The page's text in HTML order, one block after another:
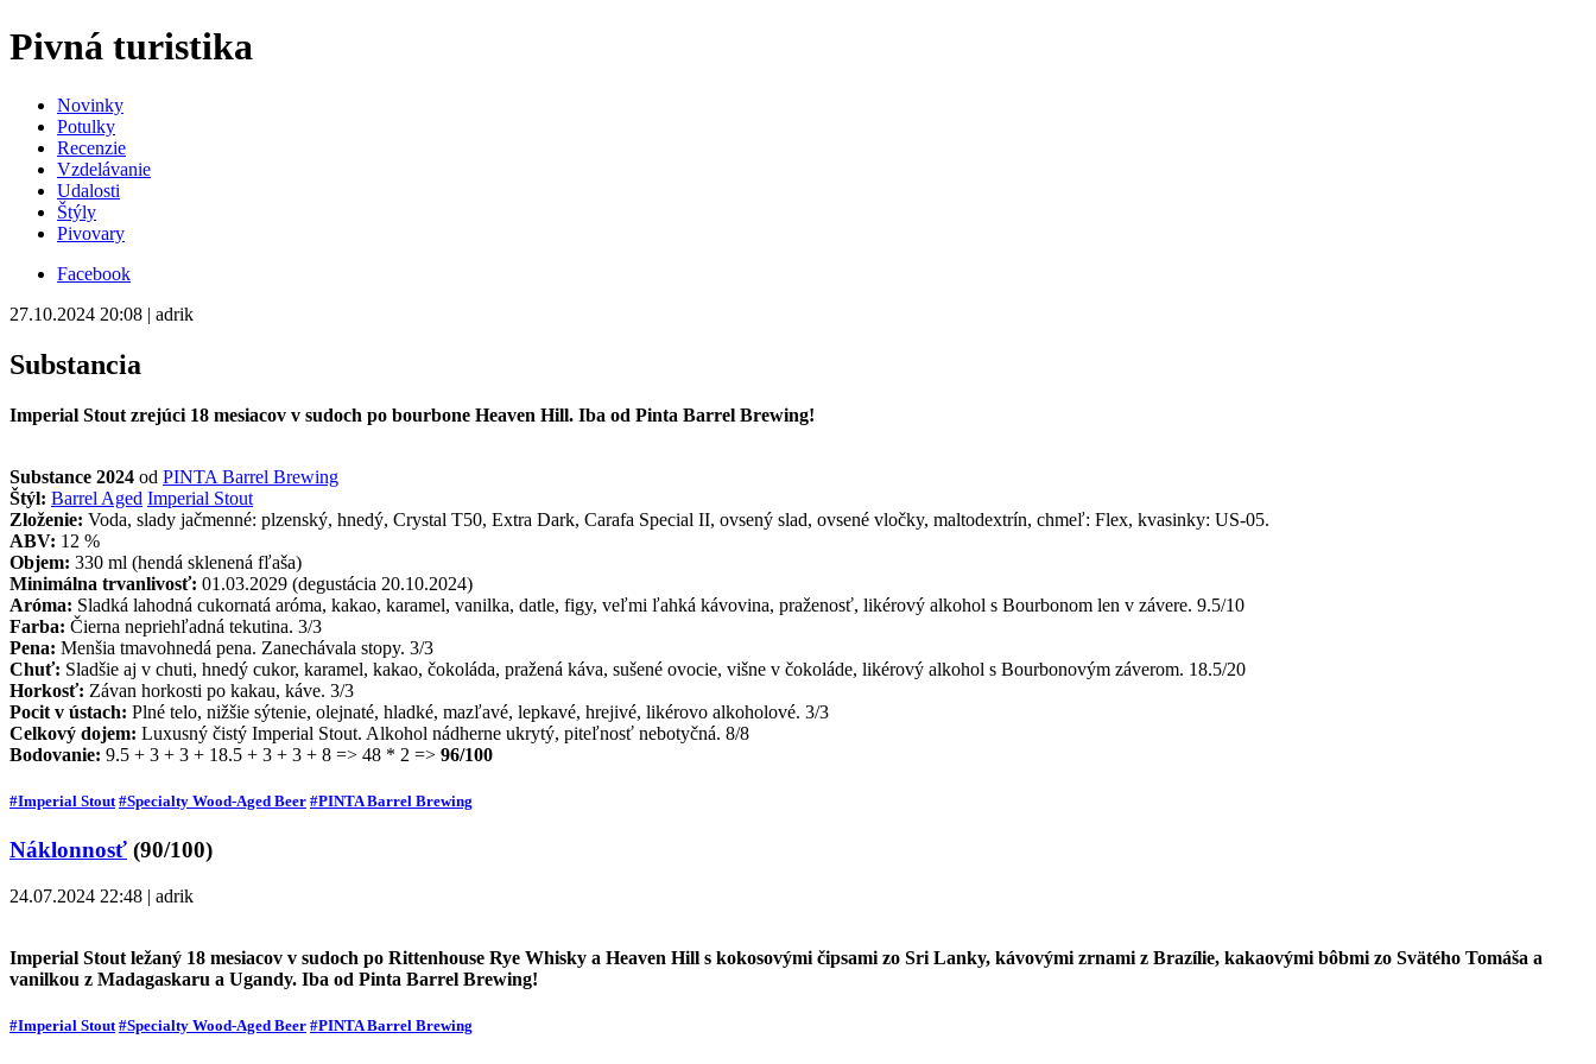
Pivná turistika
Novinky
Potulky
Recenzie
Vzdelávanie
Udalosti
Štýly
Pivovary
Facebook
27.10.2024 20:08 | adrik
Substancia
Imperial Stout zrejúci 18 mesiacov v sudoch po bourbone Heaven Hill. Iba od Pinta Barrel Brewing!
Substance 2024 od PINTA Barrel Brewing
Štýl: Barrel Aged Imperial Stout
Zloženie: Voda, slady jačmenné: plzenský, hnedý, Crystal T50, Extra Dark, Carafa Special II, ovsený slad, ovsené vločky, maltodextrín, chmeľ: Flex, kvasinky: US-05.
ABV: 12 %
Objem: 330 ml (hendá sklenená fľaša)
Minimálna trvanlivosť: 01.03.2029 (degustácia 20.10.2024)
Aróma: Sladká lahodná cukornatá aróma, kakao, karamel, vanilka, datle, figy, veľmi ľahká kávovina, praženosť, likérový alkohol s Bourbonom len v závere. 9.5/10
Farba: Čierna nepriehľadná tekutina. 3/3
Pena: Menšia tmavohnedá pena. Zanechávala stopy. 3/3
Chuť: Sladšie aj v chuti, hnedý cukor, karamel, kakao, čokoláda, pražená káva, sušené ovocie, višne v čokoláde, likérový alkohol s Bourbonovým záverom. 18.5/20
Horkosť: Závan horkosti po kakau, káve. 3/3
Pocit v ústach: Plné telo, nižšie sýtenie, olejnaté, hladké, mazľavé, lepkavé, hrejivé, likérovo alkoholové. 3/3
Celkový dojem: Luxusný čistý Imperial Stout. Alkohol nádherne ukrytý, piteľnosť nebotyčná. 8/8
Bodovanie: 9.5 + 3 + 3 + 18.5 + 3 + 3 + 8 => 48 * 2 => 96/100
#Imperial Stout #Specialty Wood-Aged Beer #PINTA Barrel Brewing
Náklonnosť (90/100)
24.07.2024 22:48 | adrik
Imperial Stout ležaný 18 mesiacov v sudoch po Rittenhouse Rye Whisky a Heaven Hill s kokosovými čipsami zo Sri Lanky, kávovými zrnami z Brazílie, kakaovými bôbmi zo Svätého Tomáša a
vanilkou z Madagaskaru a Ugandy. Iba od Pinta Barrel Brewing!
#Imperial Stout #Specialty Wood-Aged Beer #PINTA Barrel Brewing